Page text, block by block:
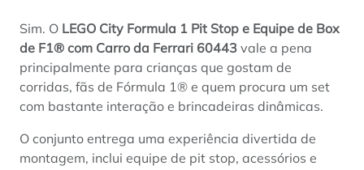
Sim. O LEGO City Formula 1 Pit Stop e Equipe de Box
de F1® com Carro da Ferrari 60443 vale a pena
principalmente para crianças que gostam de
corridas, fãs de Fórmula 1® e quem procura um set
com bastante interação e brincadeiras dinâmicas.
O conjunto entrega uma experiência divertida de
montagem, inclui equipe de pit stop, acessórios e